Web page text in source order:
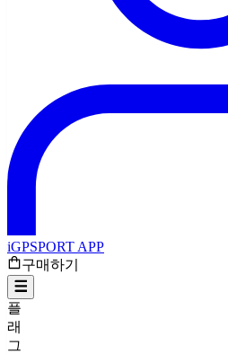
iGPSPORT APP
구매하기
플
래
그